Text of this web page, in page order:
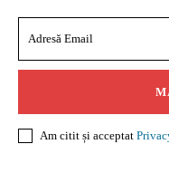
Am citit și acceptat